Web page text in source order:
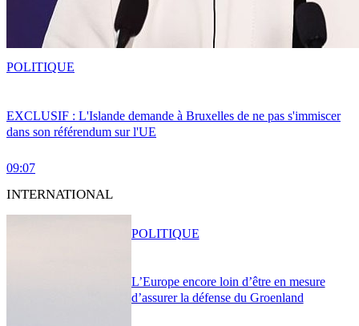
EXCLUSIF : L'Islande demande à Bruxelles de ne pas s'immiscer
dans son référendum sur l'UE
09:07
POLITIQUE
INTERNATIONAL
L’Europe encore loin d’être en mesure
d’assurer la défense du Groenland
POLITIQUE